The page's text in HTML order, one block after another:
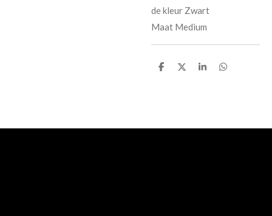
de kleur Zwart
Maat Medium
D
D
S
D